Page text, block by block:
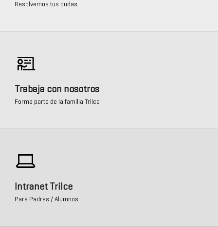
Resolvemos tus dudas
Trabaja con nosotros
Forma parte de la familia Trilce
Intranet Trilce
Para Padres / Alumnos